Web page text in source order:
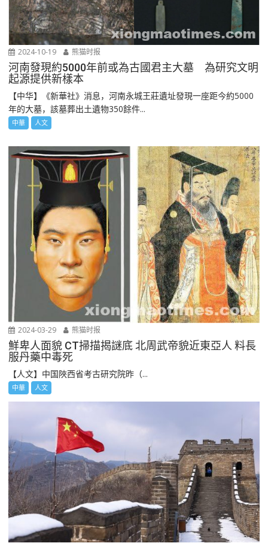
2024-10-19 熊猫时报
河南發現約5000年前或為古國君主大墓 為研究文明
起源提供新樣本
【中华】《新華社》消息，河南永城王莊遺址發現一座距今約5000
年的大墓，該墓葬出土遺物350餘件...
中華 人文
2024-03-29 熊猫时报
鮮卑人面貌 CT掃描揭謎底 北周武帝貌近東亞人 料長
服丹藥中毒死
【人文】中国陜西省考古研究院昨（...
中華 人文